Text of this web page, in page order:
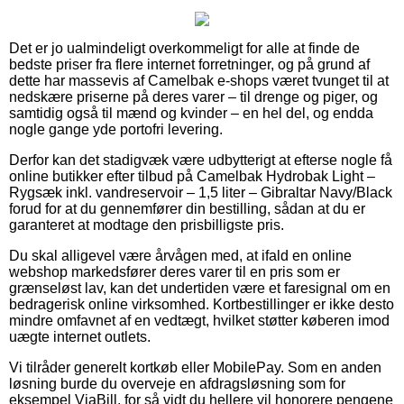
Det er jo ualmindeligt overkommeligt for alle at finde de
bedste priser fra flere internet forretninger, og på grund af
dette har massevis af Camelbak e-shops været tvunget til at
nedskære priserne på deres varer – til drenge og piger, og
samtidig også til mænd og kvinder – en hel del, og endda
nogle gange yde portofri levering.
Derfor kan det stadigvæk være udbytterigt at efterse nogle få
online butikker efter tilbud på Camelbak Hydrobak Light –
Rygsæk inkl. vandreservoir – 1,5 liter – Gibraltar Navy/Black
forud for at du gennemfører din bestilling, sådan at du er
garanteret at modtage den prisbilligste pris.
Du skal alligevel være årvågen med, at ifald en online
webshop markedsfører deres varer til en pris som er
grænseløst lav, kan det undertiden være et faresignal om en
bedragerisk online virksomhed. Kortbestillinger er ikke desto
mindre omfavnet af en vedtægt, hvilket støtter køberen imod
uægte internet outlets.
Vi tilråder generelt kortkøb eller MobilePay. Som en anden
løsning burde du overveje en afdragsløsning som for
eksempel ViaBill, for så vidt du hellere vil honorere pengene